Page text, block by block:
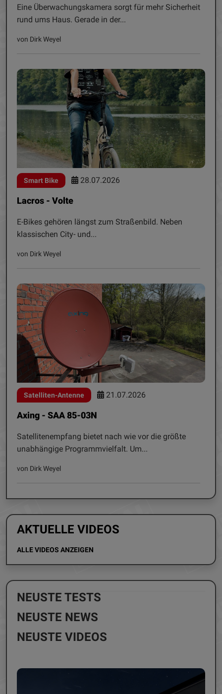
Eine Überwachungskamera sorgt für mehr Sicherheit
rund ums Haus. Gerade in der...
von Dirk Weyel
Smart Bike 28.07.2026
Lacros - Volte
E-Bikes gehören längst zum Straßenbild. Neben
klassischen City- und...
von Dirk Weyel
Satelliten-Antenne 21.07.2026
Axing - SAA 85-03N
Satellitenempfang bietet nach wie vor die größte
unabhängige Programmvielfalt. Um...
von Dirk Weyel
AKTUELLE VIDEOS
ALLE VIDEOS ANZEIGEN
NEUSTE TESTS
NEUSTE NEWS
NEUSTE VIDEOS